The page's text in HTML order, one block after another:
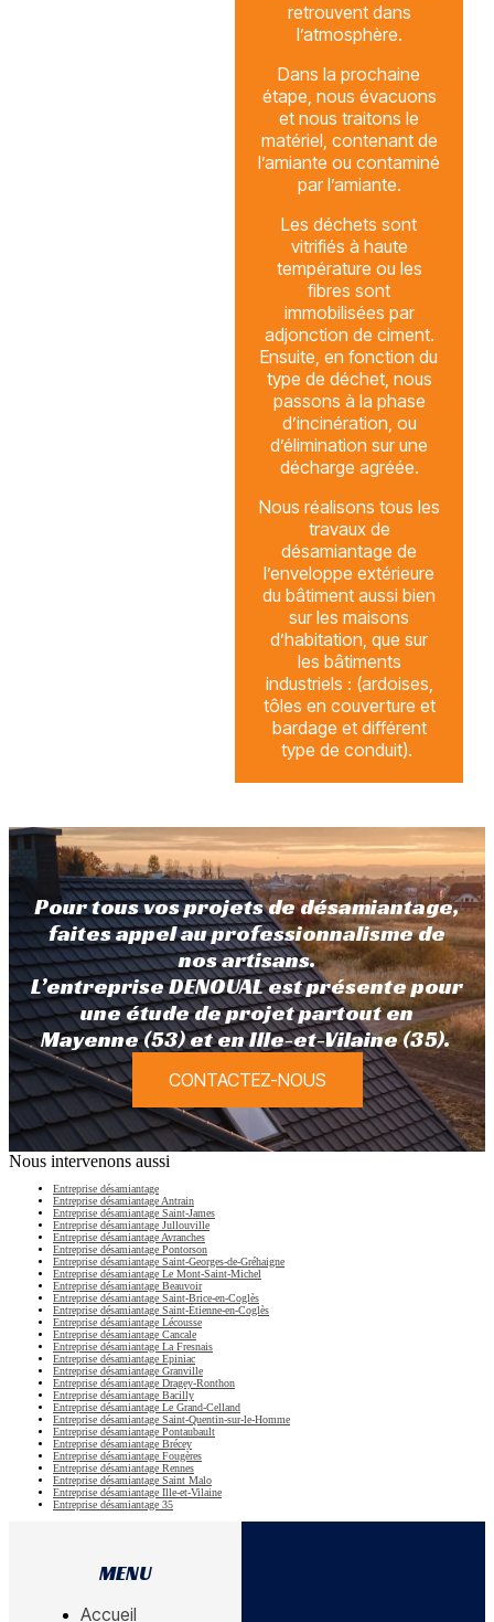
retrouvent dans
l’atmosphère.
Dans la prochaine
étape, nous évacuons
et nous traitons le
matériel, contenant de
l’amiante ou contaminé
par l’amiante.
Les déchets sont
vitrifiés à haute
température ou les
fibres sont
immobilisées par
adjonction de ciment.
Ensuite, en fonction du
type de déchet, nous
passons à la phase
d’incinération, ou
d’élimination sur une
décharge agréée.
Nous réalisons tous les
travaux de
désamiantage de
l’enveloppe extérieure
du bâtiment aussi bien
sur les maisons
d’habitation, que sur
les bâtiments
industriels : (ardoises,
tôles en couverture et
bardage et différent
type de conduit).
Pour tous vos projets de désamiantage,
faites appel au professionnalisme de
nos artisans.
L’entreprise DENOUAL est présente pour
une étude de projet partout en
Mayenne (53) et en Ille-et-Vilaine (35).
CONTACTEZ-NOUS
Nous intervenons aussi
Entreprise désamiantage
Entreprise désamiantage Antrain
Entreprise désamiantage Saint-James
Entreprise désamiantage Jullouville
Entreprise désamiantage Avranches
Entreprise désamiantage Pontorson
Entreprise désamiantage Saint-Georges-de-Gréhaigne
Entreprise désamiantage Le Mont-Saint-Michel
Entreprise désamiantage Beauvoir
Entreprise désamiantage Saint-Brice-en-Coglès
Entreprise désamiantage Saint-Étienne-en-Coglès
Entreprise désamiantage Lécousse
Entreprise désamiantage Cancale
Entreprise désamiantage La Fresnais
Entreprise désamiantage Epiniac
Entreprise désamiantage Granville
Entreprise désamiantage Dragey-Ronthon
Entreprise désamiantage Bacilly
Entreprise désamiantage Le Grand-Celland
Entreprise désamiantage Saint-Quentin-sur-le-Homme
Entreprise désamiantage Pontaubault
Entreprise désamiantage Brécey
Entreprise désamiantage Fougères
Entreprise désamiantage Rennes
Entreprise désamiantage Saint Malo
Entreprise désamiantage Ille-et-Vilaine
Entreprise désamiantage 35
MENU
Accueil